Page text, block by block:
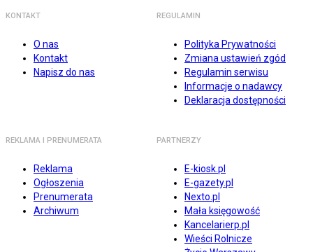
KONTAKT
O nas
Kontakt
Napisz do nas
REGULAMIN
Polityka Prywatności
Zmiana ustawień zgód
Regulamin serwisu
Informacje o nadawcy
Deklaracja dostępności
REKLAMA I PRENUMERATA
Reklama
Ogłoszenia
Prenumerata
Archiwum
PARTNERZY
E-kiosk.pl
E-gazety.pl
Nexto.pl
Mała księgowość
Kancelarierp.pl
Wieści Rolnicze